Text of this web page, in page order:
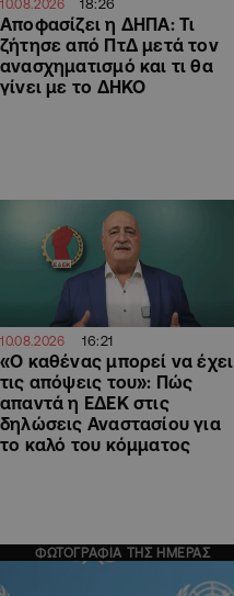
10.08.2026
Αποφασίζει η ΔΗΠΑ: Τι
ζήτησε από ΠτΔ μετά τον
ανασχηματισμό και τι θα
γίνει με το ΔΗΚΟ
10.08.2026 16:21
«Ο καθένας μπορεί να έχει
τις απόψεις του»: Πώς
απαντά η ΕΔΕΚ στις
δηλώσεις Αναστασίου για
το καλό του κόμματος
ΦΩΤΟΓΡΑΦΙΑ ΤΗΣ ΗΜΕΡΑΣ